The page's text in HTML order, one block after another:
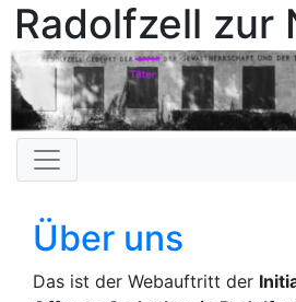
Radolfzell zur
Über uns
Das ist der Webauftritt der